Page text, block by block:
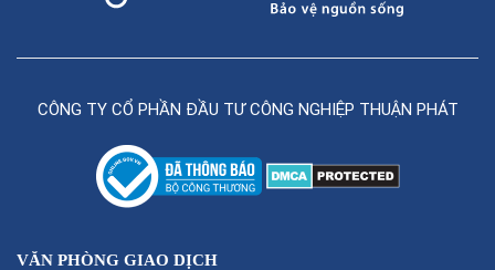
CÔNG TY CỔ PHẦN ĐẦU TƯ CÔNG NGHIỆP THUẬN PHÁT
VĂN PHÒNG GIAO DỊCH